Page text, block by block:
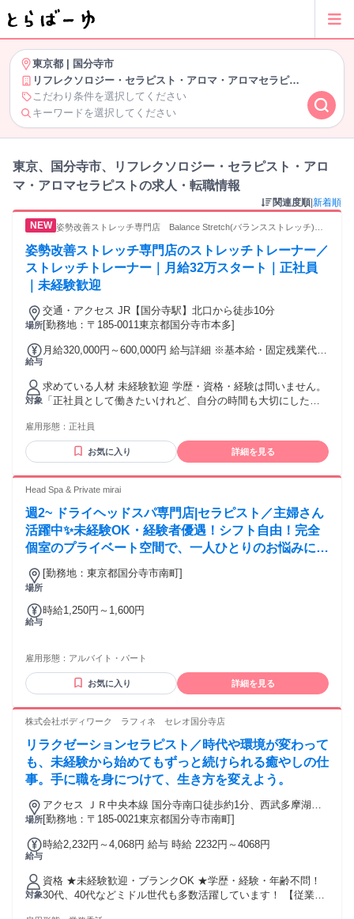
東京都
国分寺市
リフレクソロジー・セラピスト・アロマ・アロマセラピスト
こだわり条件を選択してください
キーワードを選択してください
東京、国分寺市、リフレクソロジー・セラピスト・アロ
マ・アロマセラピストの求人・転職情報
関連度順 新着順
姿勢改善ストレッチ専門店 Balance Stretch(バランスストレッチ)国
姿勢改善ストレッチ専門店のストレッチトレーナー／
ストレッチトレーナー｜月給32万スタート｜正社員
｜未経験歓迎
場所
交通・アクセス JR【国分寺駅】北口から徒歩10分
[勤務地：〒185-0011東京都国分寺市本多]
給与
月給320,000円～600,000円 給与詳細 ※基本給・固定残業代の
あり 1ヶ月あたり6万2000円（固定残業時間：1ヶ月あたり40
時間） 固定残業時間を超えた勤務時間については別途残業代
を支給する 【一律手当】 全員に一律で支払われる通勤・皆
勤・家族手当金額：なし 全員に一律で支払われるその他手当
3か月後には給与反映されるので、 やりがいも抜群です！ ◇
給与以外の支給福利 【スタッフの健康サポートとなる福利を
会社負担で利用することができます。】 ・他店利用手当支給
あり（月7,000円まで） ・提携スポーツジム（全国利用可）月
額会費全額会社負担（希望者のみ） ・自宅用提携ウォーター
サーバー費用全額会社負担（希望者のみ）
対象
求めている人材 未経験歓迎 学歴・資格・経験は問いません。
「正社員として働きたいけれど、自分の時間も大切にした
「スポーツや身体に関わる仕事がしたい」 「未経験から専門
的な技術を身につけたい」 そんな方を歓迎します。 【こんな
方に向いています】 ・スポーツや運動が好きな方 ・身体を動
立つ仕事がしたい方 ・健康や身体の仕組みに興味がある方 ・
を両立したい方 ・趣味や自分の時間を大切にしたい方 ・資格
取得や勉強と仕事を両立したい方 ・ワークライフバランスを
重視したい方 【歓迎する経験】 ・スポーツトレーナー経験
・パーソナルトレーナー経験 ・フィットネスジム勤務経験 ・
整体、接骨院、リラクゼーション、セラピストなどの経験 ・
雇用形態： 正社員
お気に入り 詳細を見る
Head Spa & Private mirai
週2~ ドライヘッドスパ専門店|セラピスト／主婦さん
活躍中✨未経験OK・経験者優遇！シフト自由！完全
個室のプライベート空間で、一人ひとりのお悩みに向
き合えます〇
場所
[勤務地：東京都国分寺市南町]
給与
時給1,250円～1,600円
雇用形態： アルバイト・パート
お気に入り 詳細を見る
株式会社ボディワーク ラフィネ セレオ国分寺店
リラクゼーションセラピスト／時代や環境が変わって
も、未経験から始めてもずっと続けられる癒やしの仕
事。手に職を身につけて、生き方を変えよう。
場所
アクセス ＪＲ中央本線 国分寺南口徒歩約1分、西武多摩湖線
国分寺南口徒歩約1分、西武国分寺線 国分寺南口徒歩約1分 最
[勤務地：〒185-0021東京都国分寺市南町]
給与
時給2,232円～4,068円 給与 時給 2232円～4068円
対象
資格 ★未経験歓迎・ブランクOK ★学歴・経験・年齢不問！
30代、40代などミドル世代も多数活躍しています！ 【従業員